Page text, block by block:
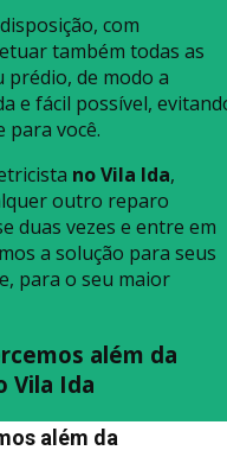
com
também todas as
prédio, de modo a
e fácil possível,
para você.
no Vila Ida,
outro reparo
duas vezes e entre em
a solução para seus
para o seu maior
além da
Vila Ida
além da